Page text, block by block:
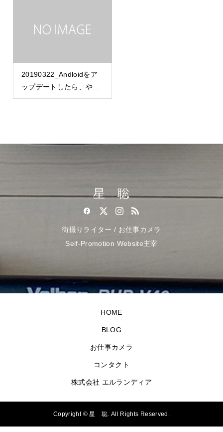
20190322_Andloidをア
ップデートしたら、や...
星 聡
街撮りライター / お仕事カメラ
Self-Promotion Website主宰
HOME
BLOG
お仕事カメラ
コンタクト
株式会社 エルランディア
Copyright ©星 聡. All Rights Reserved.